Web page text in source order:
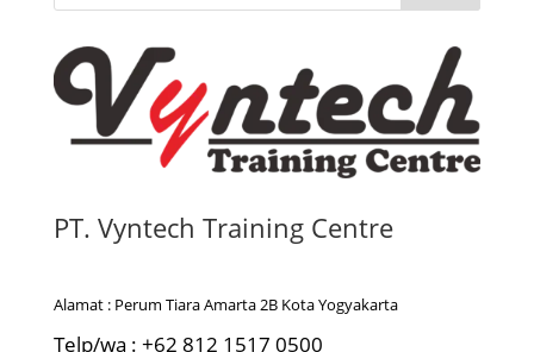
PT. Vyntech Training Centre
Alamat : Perum Tiara Amarta 2B Kota Yogyakarta
Telp/wa : +62 812 1517 0500